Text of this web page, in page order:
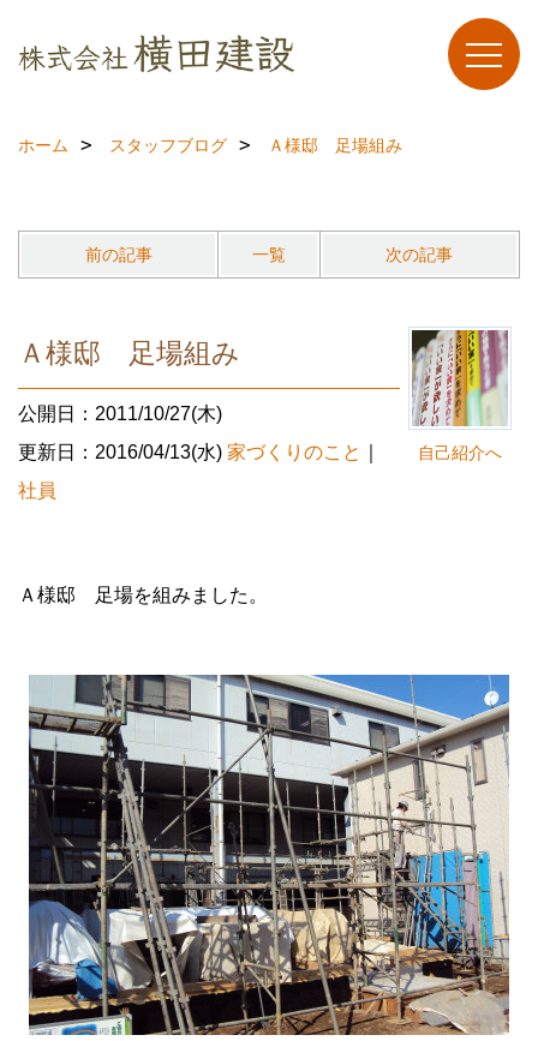
ホーム スタッフブログ Ａ様邸 足場組み
前の記事 一覧 次の記事
自己紹介へ
Ａ様邸 足場組み
公開日：2011/10/27(木)
更新日：2016/04/13(水) 家づくりのこと
社員
Ａ様邸 足場を組みました。